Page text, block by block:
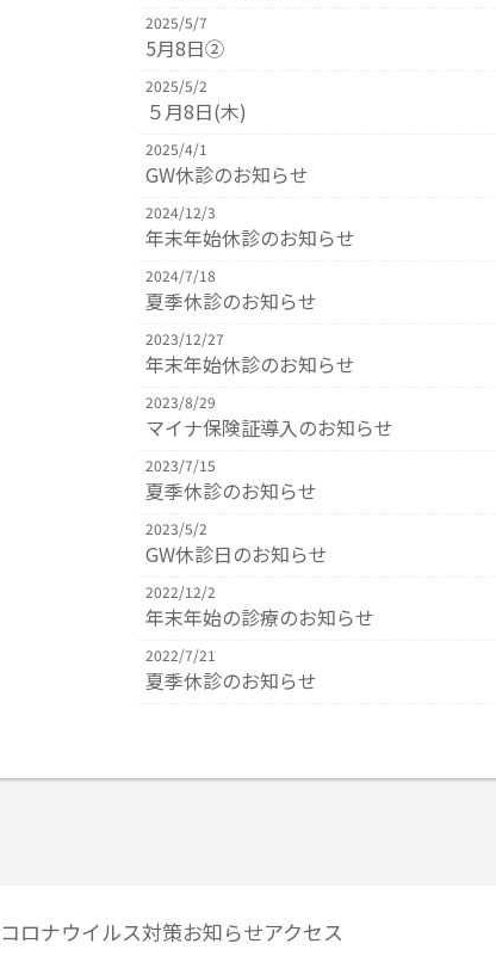
2025/5/7
5月8日②
2025/5/2
５月8日(木)
2025/4/1
GW休診のお知らせ
2024/12/3
年末年始休診のお知らせ
2024/7/18
夏季休診のお知らせ
2023/12/27
年末年始休診のお知らせ
2023/8/29
マイナ保険証導入のお知らせ
2023/7/15
夏季休診のお知らせ
2023/5/2
GW休診日のお知らせ
2022/12/2
年末年始の診療のお知らせ
2022/7/21
夏季休診のお知らせ
2022/2/27
10／11 通常診療です。
コロナウイルス対策お知らせアクセス